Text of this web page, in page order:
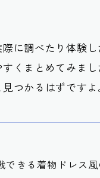
に調べたり体験
くまとめてみま
つかるはずですよ
できる着物ドレス